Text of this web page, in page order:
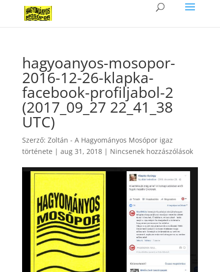
hagyoanyos-mosopor-
2016-12-26-klapka-
facebook-profiljabol-2
(2017_09_27 22_41_38
UTC)
Szerző: Zoltán - A Hagyományos Mosópor igaz
története | aug 31, 2018| Nincsenek hozzászólások